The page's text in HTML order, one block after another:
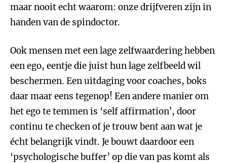
maar nooit echt waarom: onze drijfveren zijn in
handen van de spindoctor.
Ook mensen met een lage zelfwaardering hebben
een ego, eentje die juist hun lage zelfbeeld wil
beschermen. Een uitdaging voor coaches, boks
daar maar eens tegenop! Een andere manier om
het ego te temmen is ‘self affirmation’, door
continu te checken of je trouw bent aan wat je
écht belangrijk vindt. Je bouwt daardoor een
‘psychologische buffer’ op die van pas komt als